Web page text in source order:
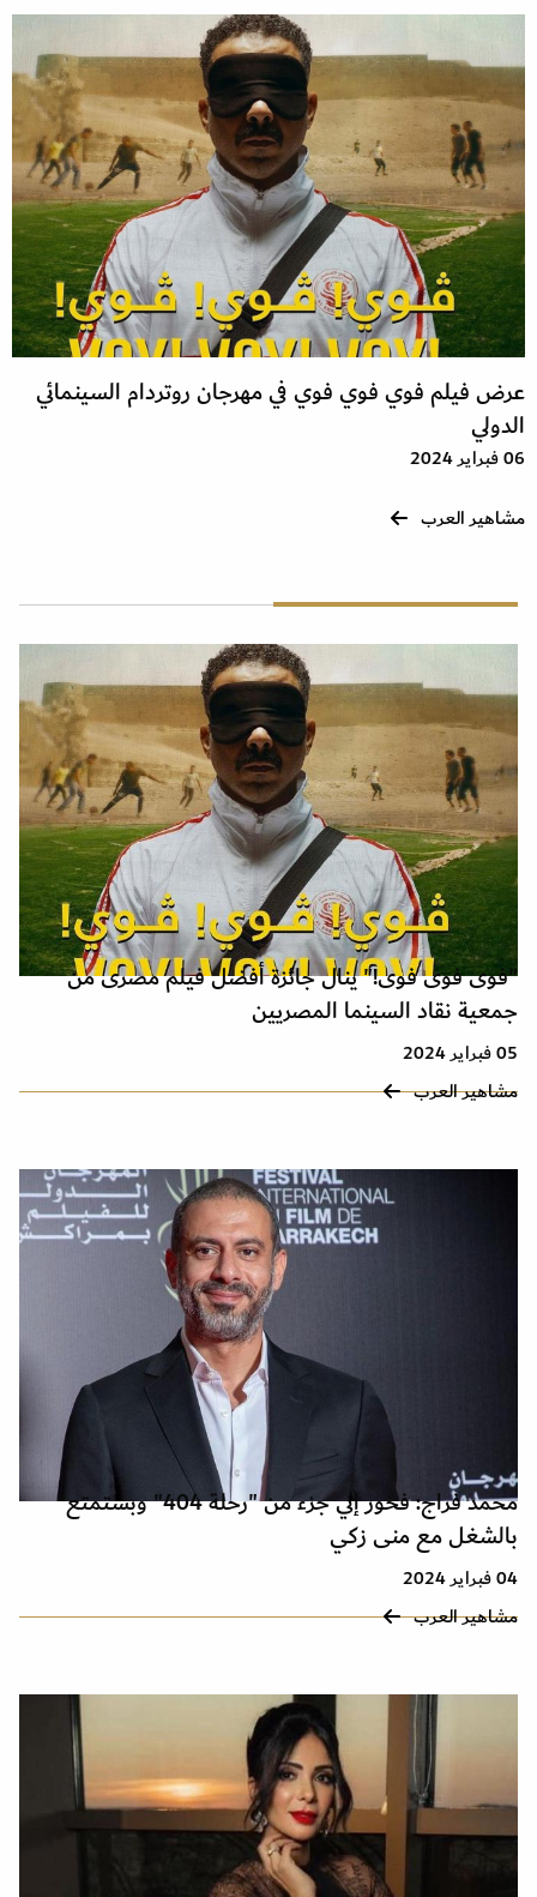
عرض فيلم فوي فوي فوي في مهرجان روتردام السينمائي
الدولي
06 فبراير 2024
مشاهير العرب
"فوى فوى فوى!" ينال جائزة أفضل فيلم مصرى من
جمعية نقاد السينما المصريين
05 فبراير 2024
مشاهير العرب
محمد فراج: فخور إني جزء من "رحلة 404" وبستمتع
بالشغل مع منى زكي
04 فبراير 2024
مشاهير العرب